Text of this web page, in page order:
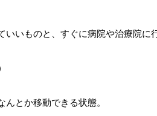
いいものと、すぐに病院や治療院に
とか移動できる状態。